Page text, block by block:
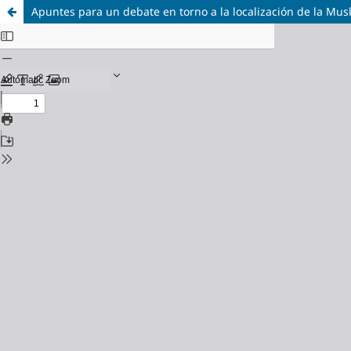
Apuntes para un debate en torno a la localización de la